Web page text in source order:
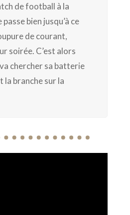
de football à la
bien jusqu’à ce
de courant,
soirée. C’est alors
va chercher sa batterie
la branche sur la